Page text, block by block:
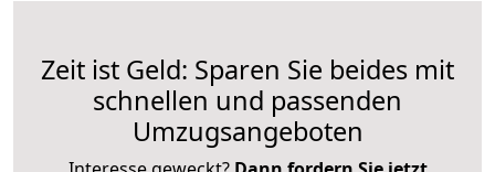
Zeit ist Geld: Sparen Sie beides mit
schnellen und passenden
Umzugsangeboten